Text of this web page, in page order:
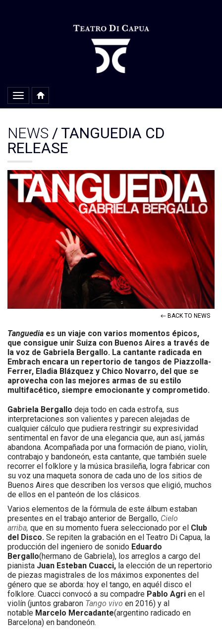
Alterar
navegação
NEWS / TANGUEDIA CD
RELEASE
← BACK TO NEWS
Tanguedia es un viaje con varios momentos épicos,
que consigue unir Suiza con Buenos Aires a través de
la voz de Gabriela Bergallo. La cantante radicada en
Embrach encara un repertorio de tangos de Piazzolla-
Ferrer, Eladia Blázquez y Chico Novarro, del que se
aprovecha con las mejores armas de su estilo
multifacético, siempre emocionante y comprometido.
Gabriela Bergallo deja todo en cada estrofa, sus
interpretaciones son valientes y parecen alejadas de
cualquier cálculo que pudiera restringir su expresividad
sentimental en favor de una elegancia que, aun así, jamás
abandona. Acompañada por una formación de piano, violín,
contrabajo y bandoneón, esta cantante, que también suele
recorrer el folklore y la música brasileña, logra fabricar con
su voz una maqueta sonora de cada uno de los sitios de
Buenos Aires que describen los versos que eligió, muchos
de ellos en el panteón de los clásicos.
Varios elementos de la fórmula de este álbum estaban
presentes en el trabajo anterior de Bergallo, Cielo
arriba, que en su momento fuera seleccionado por el Club
del Disco. Se repiten la grabación en el Teatro Di Capua, la
producción del ingeniero de sonido Eduardo
Bergallo(hermano de Gabriela), los arreglos a cargo del
pianista Juan Esteban Cuacci, la elección de un repertorio
de piezas magistrales de los máximos exponentes del
género que se aborda: hoy el tango, en aquél disco el
folklore. Cuacci convocó a su compadre Pablo Agri en el
violín (juntos grabaron Tango vivo en 2016) y al
notable Marcelo Mercadante(argentino radicado en
Barcelona) en bandoneón.